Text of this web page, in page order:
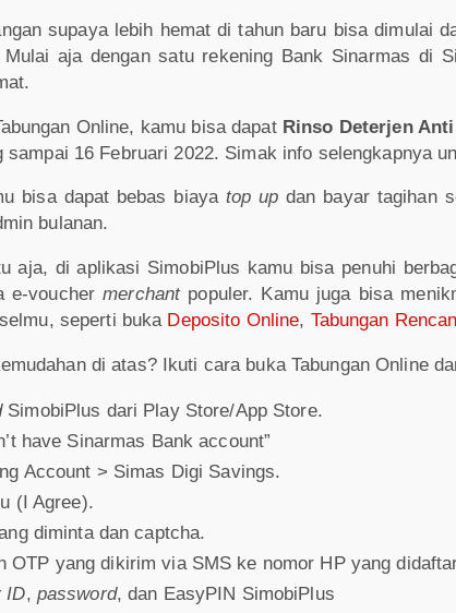
supaya lebih hemat di tahun baru bisa dimulai
Mulai aja dengan satu rekening Bank Sinarmas di
Online, kamu bisa dapat Rinso Deterjen
sampai 16 Februari 2022. Simak info selengkapnya
bisa dapat bebas biaya top up dan bayar tagihan
bulanan.
aja, di aplikasi SimobiPlus kamu bisa penuhi
e-vouchermerchant populer. Kamu juga bisa
seperti buka Deposito Online, Tabungan
di atas? Ikuti cara buka Tabungan Online
SimobiPlus dari Play Store/App Store.
have Sinarmas Bank account”
Account > Simas Digi Savings.
(I Agree).
diminta dan captcha.
OTP yang dikirim via SMS ke nomor HP yang
ID, password, dan EasyPIN SimobiPlus